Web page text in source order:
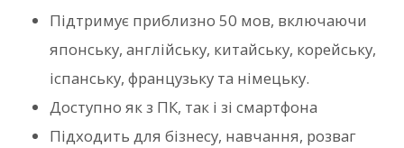
Підтримує приблизно 50 мов, включаючи
японську, англійську, китайську, корейську,
іспанську, французьку та німецьку.
Доступно як з ПК, так і зі смартфона
Підходить для бізнесу, навчання, розваг